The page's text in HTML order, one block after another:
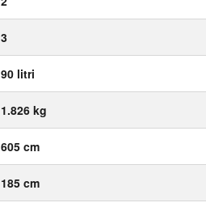
3
90 litri
1.826 kg
605 cm
185 cm